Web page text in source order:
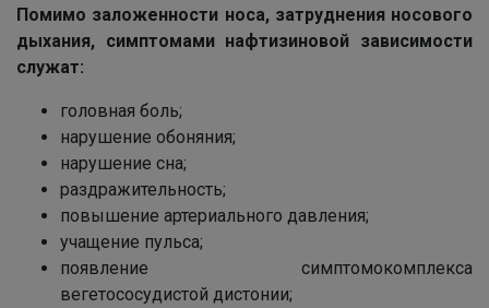
Помимо заложенности носа, затруднения носового
дыхания, симптомами нафтизиновой зависимости
служат:
головная боль;
нарушение обоняния;
нарушение сна;
раздражительность;
повышение артериального давления;
учащение пульса;
появление симптомокомплекса
вегетососудистой дистонии;